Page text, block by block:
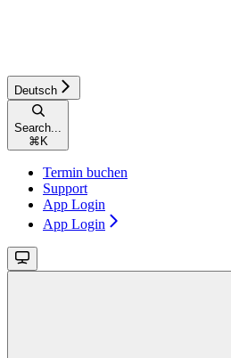
Deutsch
Search...
⌘ K
Termin buchen
Support
App Login
App Login